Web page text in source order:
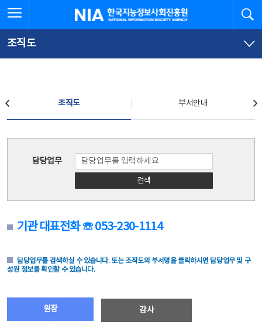
문
로
가
체
뉴
바
가
한국지능정보사회진흥원
조직도
조직도 부서안내
담당업무
검색
기관 대표전화 ☏ 053-230-1114
담당업무를 검색하실 수 있습니다. 또는 조직도의 부서명을 클릭하시면 담당업무 및 구
성원 정보를 확인할 수 있습니다.
원장 감사